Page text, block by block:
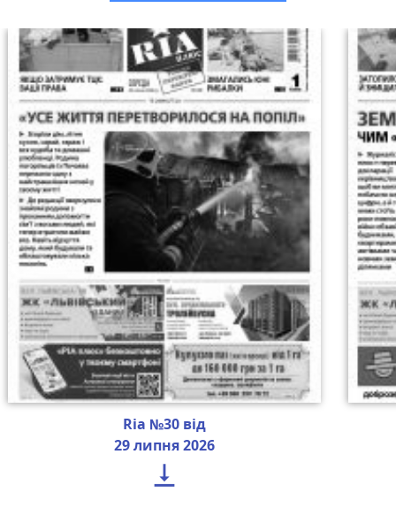
Ria №30 від
29 липня 2026
